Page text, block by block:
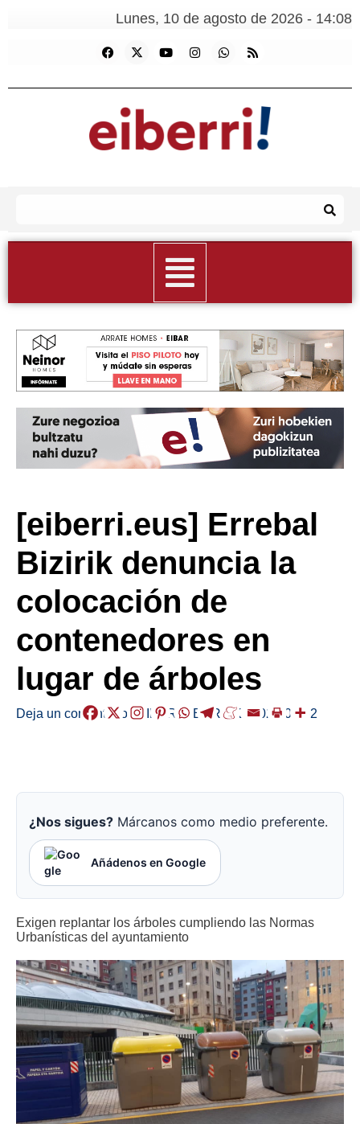
Lunes, 10 de agosto de 2026 - 14:08
[eiberri.eus] Errebal
Bizirik denuncia la
colocación de
contenedores en
lugar de árboles
Deja un comentario /EIBAR ,HERRIAK /2021-09-02
¿Nos sigues? Márcanos como medio preferente.
Añádenos en Google
Exigen replantar los árboles cumpliendo las Normas
Urbanísticas del ayuntamiento